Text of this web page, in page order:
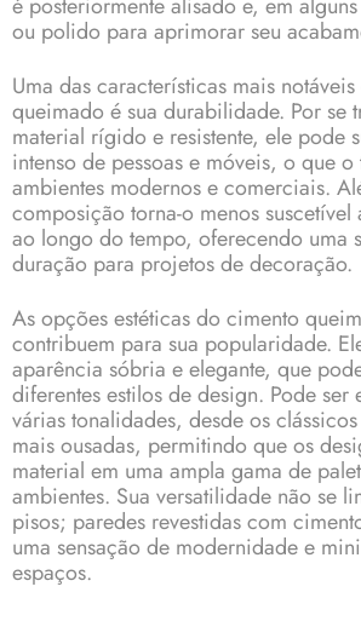
ou polido para aprimorar seu
Uma das características mais
queimado é sua durabilidade. Por se
material rígido e resistente, ele pode
intenso de pessoas e móveis, o que
ambientes modernos e comerciais.
composição torna-o menos suscetível
ao longo do tempo, oferecendo uma
duração para projetos de decoração.
As opções estéticas do cimento
contribuem para sua popularidade.
aparência sóbria e elegante, que
diferentes estilos de design. Pode ser
várias tonalidades, desde os
mais ousadas, permitindo que os
material em uma ampla gama de
ambientes. Sua versatilidade não se
pisos; paredes revestidas com
uma sensação de modernidade e
espaços.